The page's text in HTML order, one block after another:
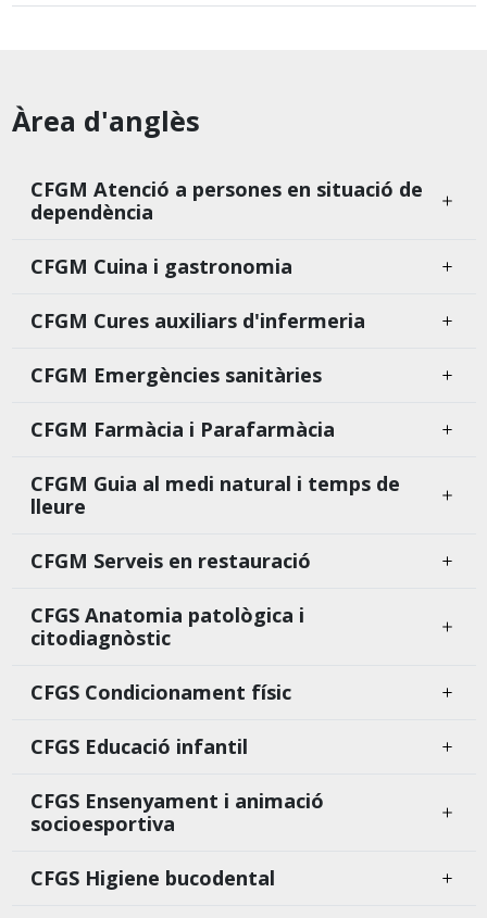
Àrea d'anglès
CFGM Atenció a persones en situació de
dependència
CFGM Cuina i gastronomia
CFGM Cures auxiliars d'infermeria
CFGM Emergències sanitàries
CFGM Farmàcia i Parafarmàcia
CFGM Guia al medi natural i temps de
lleure
CFGM Serveis en restauració
CFGS Anatomia patològica i
citodiagnòstic
CFGS Condicionament físic
CFGS Educació infantil
CFGS Ensenyament i animació
socioesportiva
CFGS Higiene bucodental